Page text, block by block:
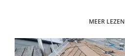
MEER LEZEN